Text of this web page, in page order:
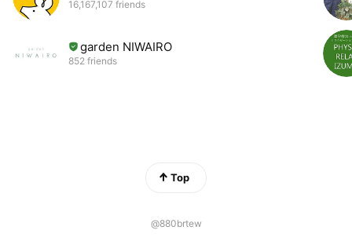
16,167,107 friends
garden NIWAIRO
852 friends
Top
@880brtew